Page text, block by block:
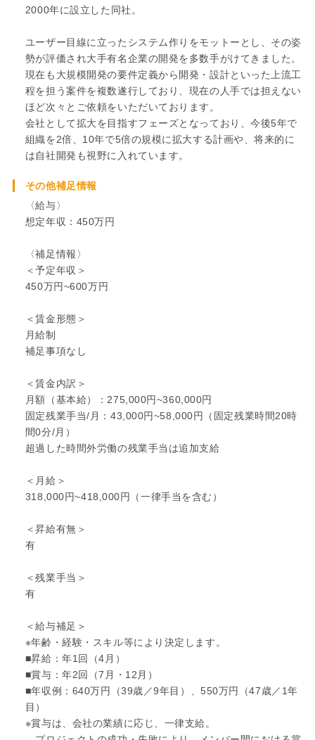
2000年に設立した同社。
ユーザー目線に立ったシステム作りをモットーとし、その姿
勢が評価され大手有名企業の開発を多数手がけてきました。
現在も大規模開発の要件定義から開発・設計といった上流工
程を担う案件を複数遂行しており、現在の人手では担えない
ほど次々とご依頼をいただいております。
会社として拡大を目指すフェーズとなっており、今後5年で
組織を2倍、10年で5倍の規模に拡大する計画や、将来的に
は自社開発も視野に入れています。
その他補足情報
〈給与〉
想定年収：450万円
〈補足情報〉
＜予定年収＞
450万円~600万円
＜賃金形態＞
月給制
補足事項なし
＜賃金内訳＞
月額（基本給）：275,000円~360,000円
固定残業手当/月：43,000円~58,000円（固定残業時間20時
間0分/月）
超過した時間外労働の残業手当は追加支給
＜月給＞
318,000円~418,000円（一律手当を含む）
＜昇給有無＞
有
＜残業手当＞
有
＜給与補足＞
※年齢・経験・スキル等により決定します。
■昇給：年1回（4月）
■賞与：年2回（7月・12月）
■年収例：640万円（39歳／9年目）、550万円（47歳／1年
目）
※賞与は、会社の業績に応じ、一律支給。